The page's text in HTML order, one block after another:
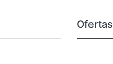
Ofertas